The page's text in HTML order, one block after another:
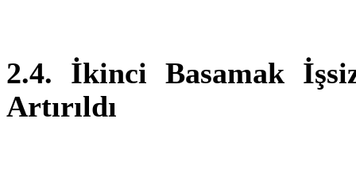
2.4. İkinci Basamak
Artırıldı